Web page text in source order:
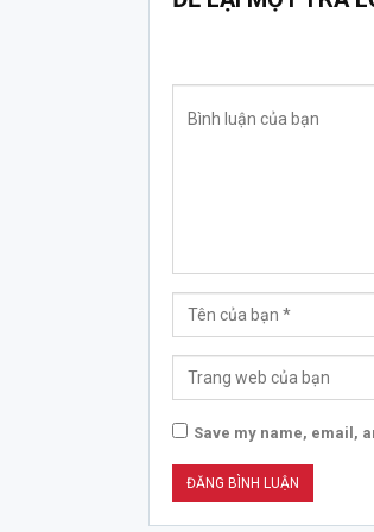
Save my name, email,